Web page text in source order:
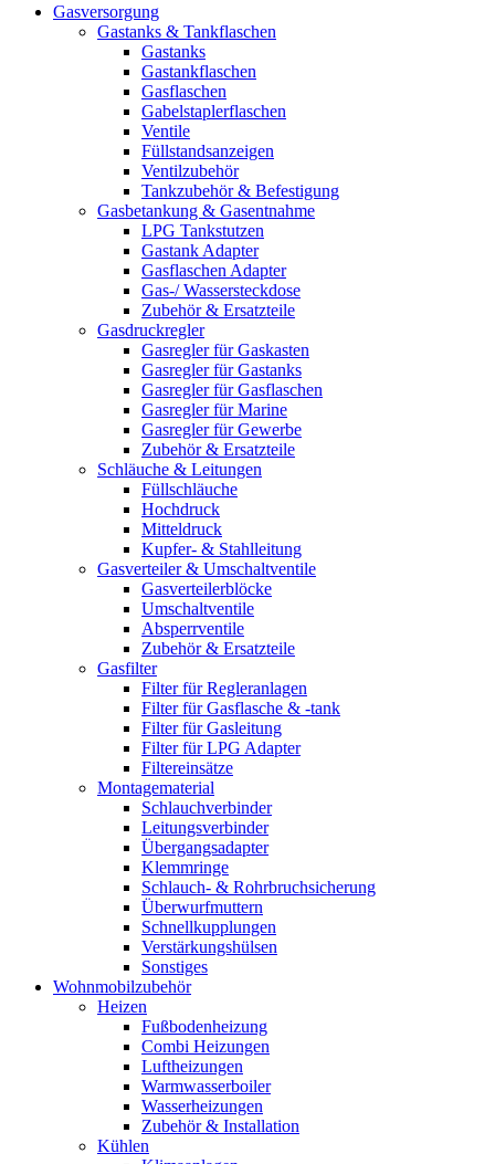
Gasversorgung
Gastanks & Tankflaschen
Gastanks
Gastankflaschen
Gasflaschen
Gabelstaplerflaschen
Ventile
Füllstandsanzeigen
Ventilzubehör
Tankzubehör & Befestigung
Gasbetankung & Gasentnahme
LPG Tankstutzen
Gastank Adapter
Gasflaschen Adapter
Gas-/ Wassersteckdose
Zubehör & Ersatzteile
Gasdruckregler
Gasregler für Gaskasten
Gasregler für Gastanks
Gasregler für Gasflaschen
Gasregler für Marine
Gasregler für Gewerbe
Zubehör & Ersatzteile
Schläuche & Leitungen
Füllschläuche
Hochdruck
Mitteldruck
Kupfer- & Stahlleitung
Gasverteiler & Umschaltventile
Gasverteilerblöcke
Umschaltventile
Absperrventile
Zubehör & Ersatzteile
Gasfilter
Filter für Regleranlagen
Filter für Gasflasche & -tank
Filter für Gasleitung
Filter für LPG Adapter
Filtereinsätze
Montagematerial
Schlauchverbinder
Leitungsverbinder
Übergangsadapter
Klemmringe
Schlauch- & Rohrbruchsicherung
Überwurfmuttern
Schnellkupplungen
Verstärkungshülsen
Sonstiges
Wohnmobilzubehör
Heizen
Fußbodenheizung
Combi Heizungen
Luftheizungen
Warmwasserboiler
Wasserheizungen
Zubehör & Installation
Kühlen